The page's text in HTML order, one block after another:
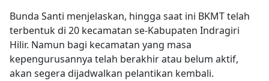
Bunda Santi menjelaskan, hingga saat ini BKMT telah
terbentuk di 20 kecamatan se-Kabupaten Indragiri
Hilir. Namun bagi kecamatan yang masa
kepengurusannya telah berakhir atau belum aktif,
akan segera dijadwalkan pelantikan kembali.